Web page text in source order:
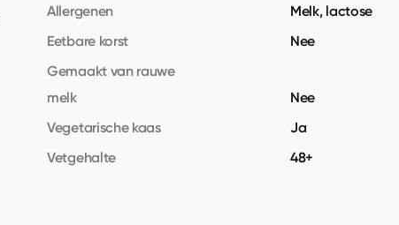
Allergenen
Melk, lactose
Eetbare korst
Nee
Gemaakt van rauwe
melk
Nee
Vegetarische kaas
Ja
Vetgehalte
48+